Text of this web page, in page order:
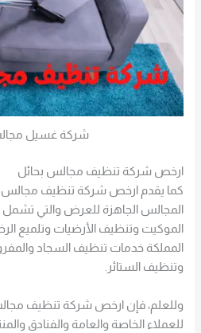
شركة غسيل
ارخص شركة تنظيف مجالس بحائل
كما يقدم ارخص شركة تنظيف مجالس
المجالس الجاهزة للعرض والتي
الموكيت وتنظيف الأرضيات وتلميع
المملكة خدمات تنظيف السجاد
وتنظيف الستائر.
وللعلم، فإن ارخص شركة تنظيف
للعملاء الخاصة والعامة والفنادق